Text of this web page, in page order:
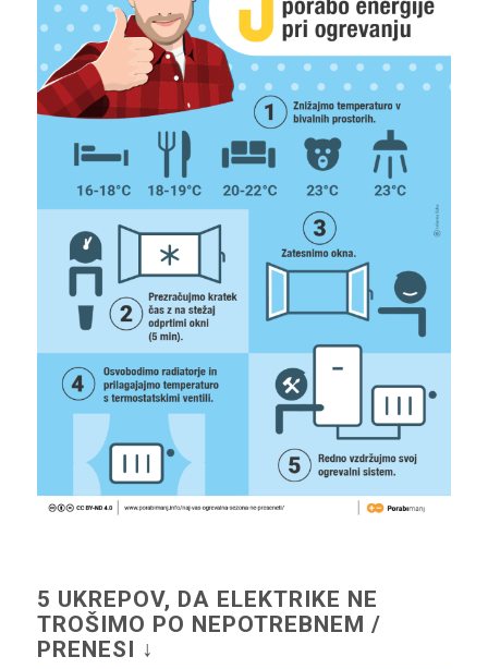
5 UKREPOV, DA ELEKTRIKE NE
TROŠIMO PO NEPOTREBNEM /
PRENESI ↓